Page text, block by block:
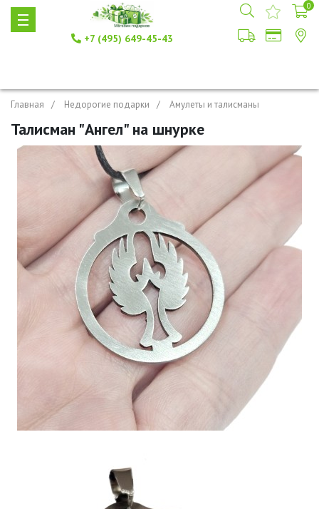
+7 (495) 649-45-43
0
Главная Недорогие подарки Амулеты и талисманы
Талисман "Ангел" на шнурке